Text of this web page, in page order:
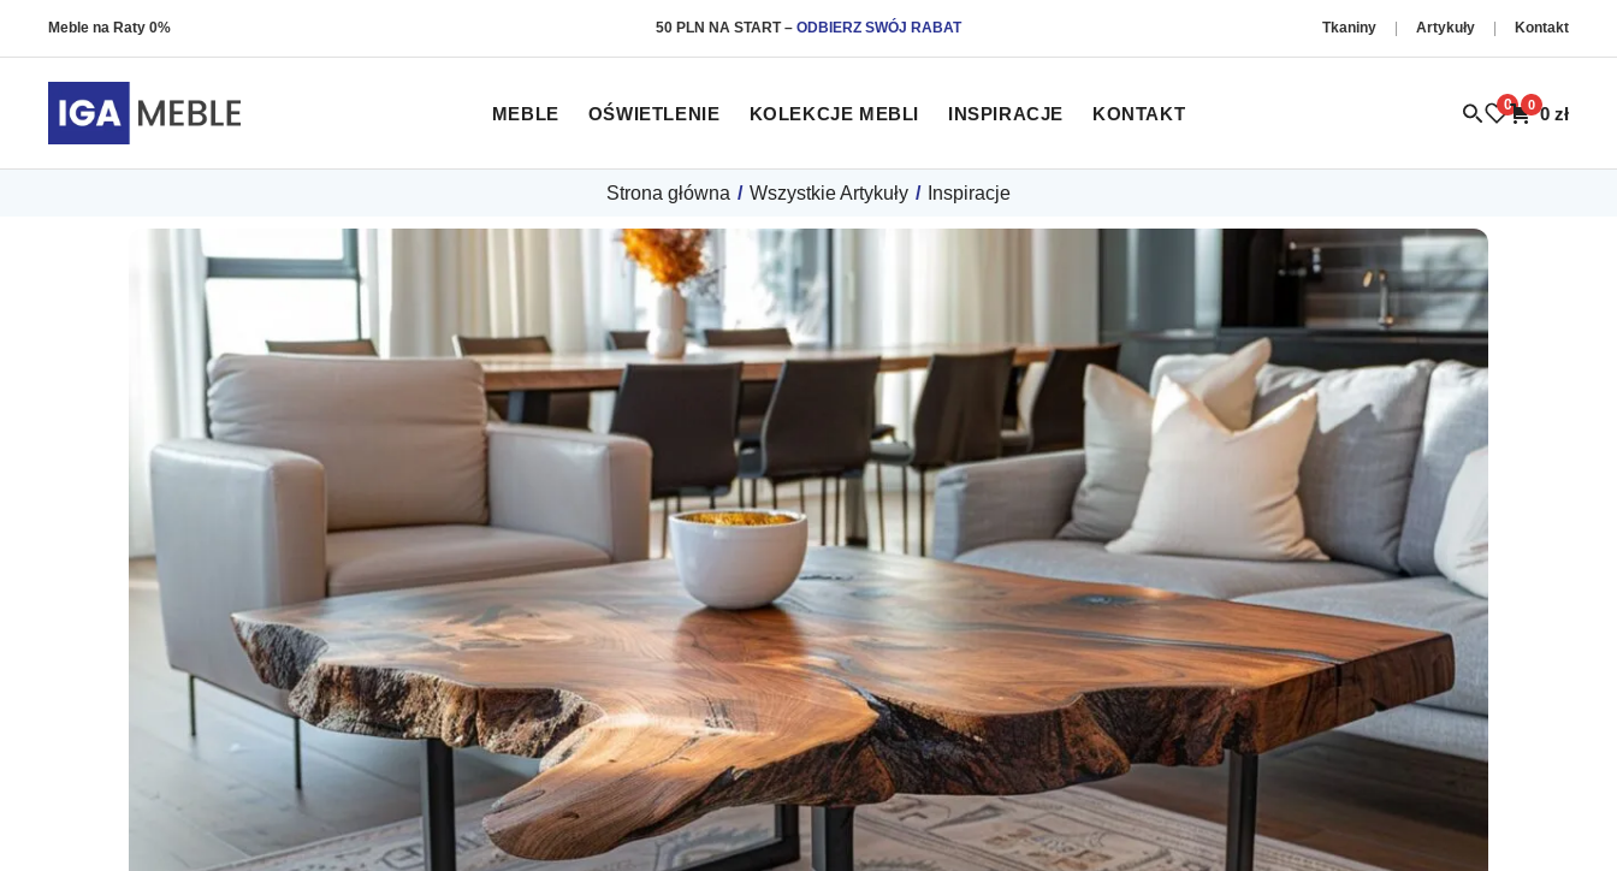
Meble na Raty 0% 50 PLN NA START– ODBIERZ SWÓJ RABAT Tkaniny Artykuły Kontakt
MEBLE OŚWIETLENIE KOLEKCJE MEBLI INSPIRACJE KONTAKT 0 0 0 zł
Strona główna / Wszystkie Artykuły / Inspiracje